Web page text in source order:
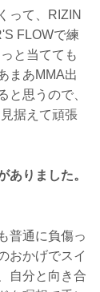
って、RIZIN
FLOWで練
と当てても
まあMMA出
と思うので、
据えて頑張
ありました。
普通に負傷っ
おかげでスイ
自分と向き合